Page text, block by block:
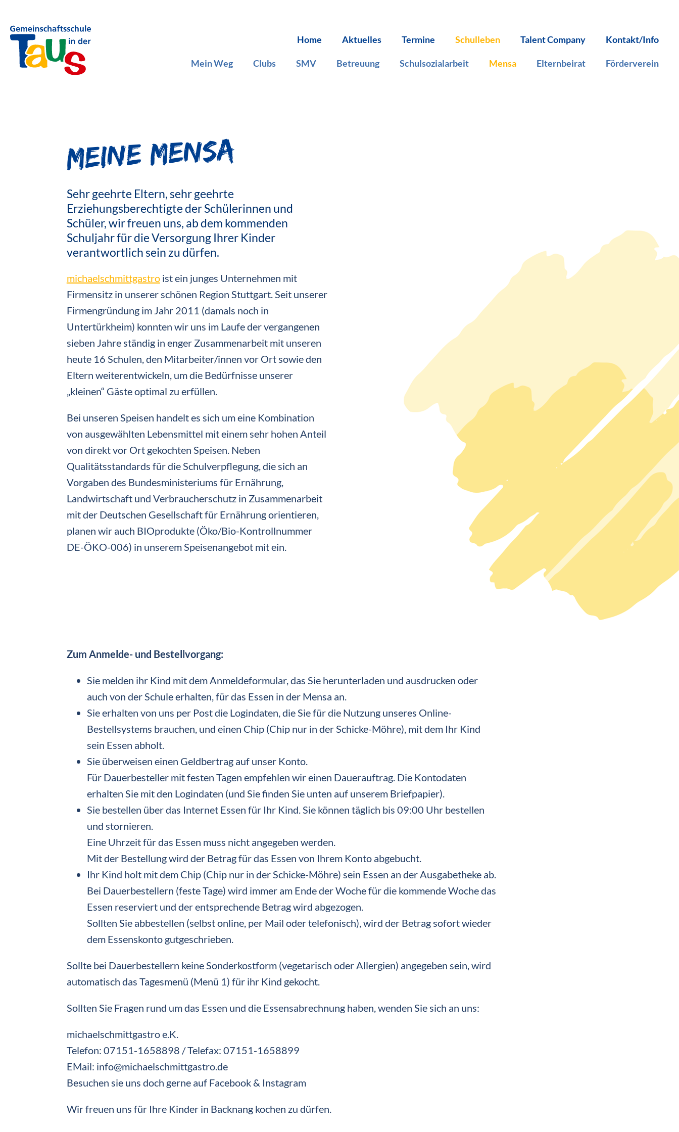
Navigation
Home Aktuelles Termine Schulleben
Mein Weg Clubs SMV Betreuung Schulsozialarbeit Mensa Elternbeirat Förderverein
Talent Company Kontakt/Info
Meine Mensa
Sehr geehrte Eltern, sehr geehrte
Erziehungsberechtigte der Schülerinnen und
Schüler, wir freuen uns, ab dem kommenden
Schuljahr für die Versorgung Ihrer Kinder
verantwortlich sein zu dürfen.
michaelschmittgastroist ein junges Unternehmen mit
Firmensitz in unserer schönen Region Stuttgart. Seit unserer
Firmengründung im Jahr 2011 (damals noch in
Untertürkheim) konnten wir uns im Laufe der vergangenen
sieben Jahre ständig in enger Zusammenarbeit mit unseren
heute 16 Schulen, den Mitarbeiter/innen vor Ort sowie den
Eltern weiterentwickeln, um die Bedürfnisse unserer
„kleinen“ Gäste optimal zu erfüllen.
Bei unseren Speisen handelt es sich um eine Kombination
von ausgewählten Lebensmittel mit einem sehr hohen Anteil
von direkt vor Ort gekochten Speisen. Neben
Qualitätsstandards für die Schulverpflegung, die sich an
Vorgaben des Bundesministeriums für Ernährung,
Landwirtschaft und Verbraucherschutz in Zusammenarbeit
mit der Deutschen Gesellschaft für Ernährung orientieren,
planen wir auch BIOprodukte (Öko/Bio-Kontrollnummer
DE-ÖKO-006) in unserem Speisenangebot mit ein.
Zum Anmelde- und Bestellvorgang:
Sie melden ihr Kind mit dem Anmeldeformular, das Sie herunterladen und ausdrucken oder
auch von der Schule erhalten, für das Essen in der Mensa an.
Sie erhalten von uns per Post die Logindaten, die Sie für die Nutzung unseres Online-
Bestellsystems brauchen, und einen Chip (Chip nur in der Schicke-Möhre), mit dem Ihr Kind
sein Essen abholt.
Sie überweisen einen Geldbertrag auf unser Konto.
Für Dauerbesteller mit festen Tagen empfehlen wir einen Dauerauftrag. Die Kontodaten
erhalten Sie mit den Logindaten (und Sie finden Sie unten auf unserem Briefpapier).
Sie bestellen über das Internet Essen für Ihr Kind. Sie können täglich bis 09:00 Uhr bestellen
und stornieren.
Eine Uhrzeit für das Essen muss nicht angegeben werden.
Mit der Bestellung wird der Betrag für das Essen von Ihrem Konto abgebucht.
Ihr Kind holt mit dem Chip (Chip nur in der Schicke-Möhre) sein Essen an der Ausgabetheke ab.
Bei Dauerbestellern (feste Tage) wird immer am Ende der Woche für die kommende Woche das
Essen reserviert und der entsprechende Betrag wird abgezogen.
Sollten Sie abbestellen (selbst online, per Mail oder telefonisch), wird der Betrag sofort wieder
dem Essenskonto gutgeschrieben.
Sollte bei Dauerbestellern keine Sonderkostform (vegetarisch oder Allergien) angegeben sein, wird
automatisch das Tagesmenü (Menü 1) für ihr Kind gekocht.
Sollten Sie Fragen rund um das Essen und die Essensabrechnung haben, wenden Sie sich an uns:
michaelschmittgastro e.K.
Telefon: 07151-1658898 / Telefax: 07151-1658899
EMail: info@michaelschmittgastro.de
Besuchen sie uns doch gerne auf Facebook & Instagram
Wir freuen uns für Ihre Kinder in Backnang kochen zu dürfen.